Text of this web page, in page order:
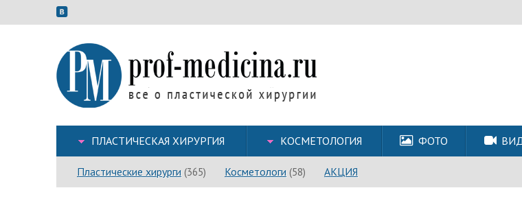
ПЛАСТИЧЕСКАЯ ХИРУРГИЯ КОСМЕТОЛОГИЯ ФОТО
Пластические хирурги (365) Косметологи (58) АКЦИЯ